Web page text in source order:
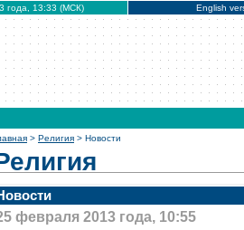
года, 13:33 (МСК) English
> Религия > Новости
февраля 2013 года, 10:55